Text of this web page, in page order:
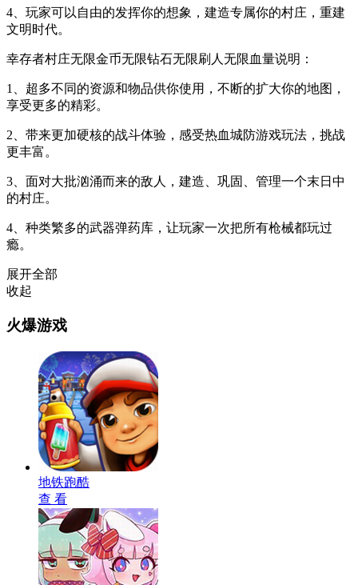
4、玩家可以自由的发挥你的想象，建造专属你的村庄，重建
文明时代。
幸存者村庄无限金币无限钻石无限刷人无限血量说明：
1、超多不同的资源和物品供你使用，不断的扩大你的地图，
享受更多的精彩。
2、带来更加硬核的战斗体验，感受热血城防游戏玩法，挑战
更丰富。
3、面对大批汹涌而来的敌人，建造、巩固、管理一个末日中
的村庄。
4、种类繁多的武器弹药库，让玩家一次把所有枪械都玩过
瘾。
展开全部
收起
火爆游戏
地铁跑酷
查 看